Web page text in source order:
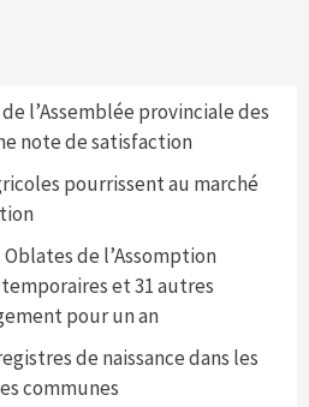
l’Assemblée provinciale des
note de satisfaction
pourrissent au marché
de l’Assomption
et 31 autres
pour un an
de naissance dans les
communes